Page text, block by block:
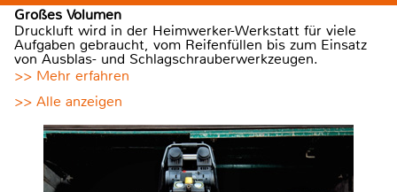
Großes Volumen
Druckluft wird in der Heimwerker-Werkstatt für viele
Aufgaben gebraucht, vom Reifenfüllen bis zum Einsatz
von Ausblas- und Schlagschrauberwerkzeugen.
>> Mehr erfahren
>> Alle anzeigen